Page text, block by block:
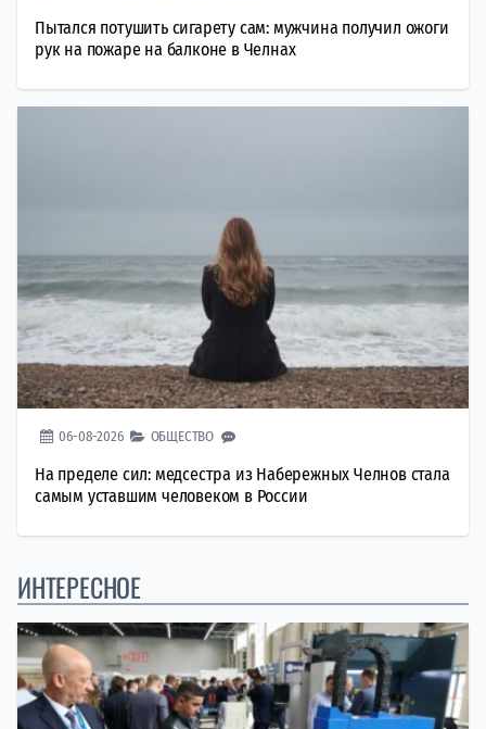
Пытался потушить сигарету сам: мужчина получил ожоги
рук на пожаре на балконе в Челнах
06-08-2026 ОБЩЕСТВО
На пределе сил: медсестра из Набережных Челнов стала
самым уставшим человеком в России
ИНТЕРЕСНОЕ